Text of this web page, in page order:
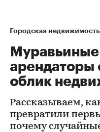
Городская недвижимость
облик
Рассказываем,
превратили
почему